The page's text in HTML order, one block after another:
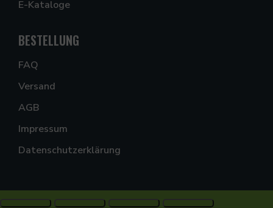
E-Kataloge
BESTELLUNG
FAQ
Versand
AGB
Impressum
Datenschutzerklärung